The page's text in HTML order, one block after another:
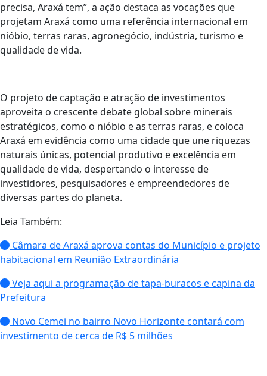
precisa, Araxá tem”, a ação destaca as vocações que
projetam Araxá como uma referência internacional em
nióbio, terras raras, agronegócio, indústria, turismo e
qualidade de vida.
O projeto de captação e atração de investimentos
aproveita o crescente debate global sobre minerais
estratégicos, como o nióbio e as terras raras, e coloca
Araxá em evidência como uma cidade que une riquezas
naturais únicas, potencial produtivo e excelência em
qualidade de vida, despertando o interesse de
investidores, pesquisadores e empreendedores de
diversas partes do planeta.
Leia Também:
Câmara de Araxá aprova contas do Município e projeto
habitacional em Reunião Extraordinária
Veja aqui a programação de tapa-buracos e capina da
Prefeitura
Novo Cemei no bairro Novo Horizonte contará com
investimento de cerca de R$ 5 milhões